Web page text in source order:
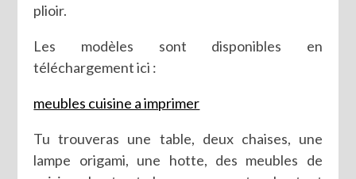
plioir.
Les modèles sont disponibles en
téléchargement ici :
meubles cuisine a imprimer
Tu trouveras une table, deux chaises, une
lampe origami, une hotte, des meubles de